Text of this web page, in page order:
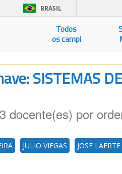
BRASIL
Todos
os campi
SISTEMAS
docente(es) por
JULIO VIEGAS JOSE